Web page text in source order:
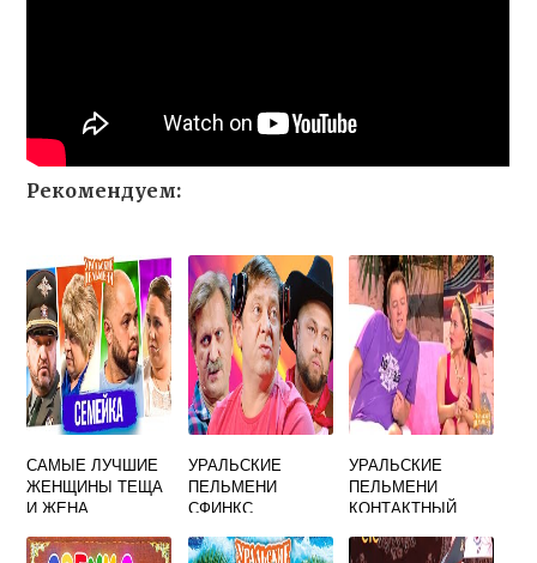
Рекомендуем:
САМЫЕ ЛУЧШИЕ
ЖЕНЩИНЫ ТЕЩА
И ЖЕНА
ПЕЛЬМЕНИ
УРАЛЬСКИЕ
ПЕЛЬМЕНИ
СФИНКС
УРАЛЬСКИЕ
ПЕЛЬМЕНИ
КОНТАКТНЫЙ